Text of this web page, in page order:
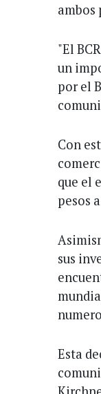
ambos
"El
un
por el
Con
que el
pesos
sus
Esta